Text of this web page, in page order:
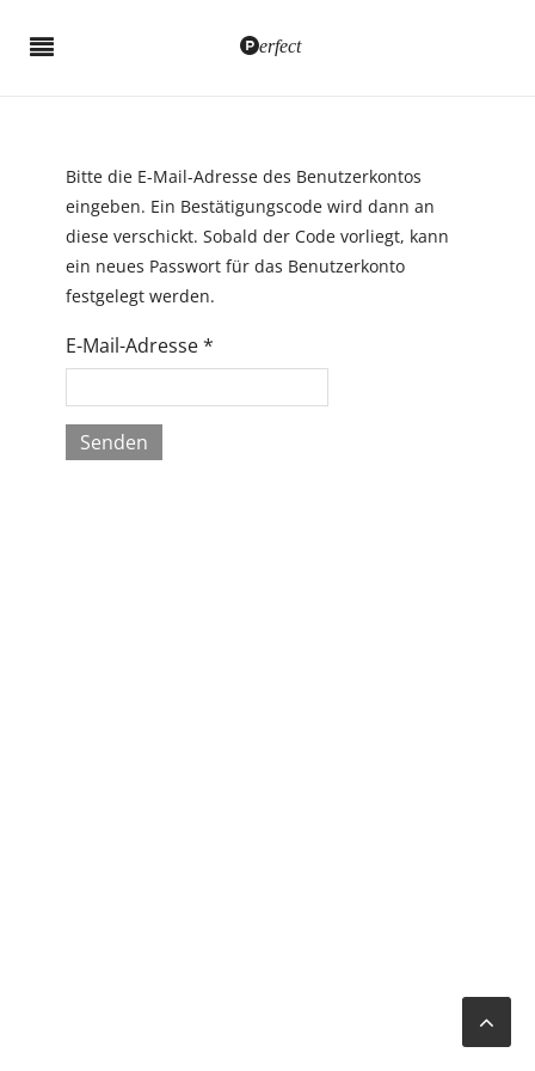
erfect
Bitte die E-Mail-Adresse des Benutzerkontos
eingeben. Ein Bestätigungscode wird dann an
diese verschickt. Sobald der Code vorliegt, kann
ein neues Passwort für das Benutzerkonto
festgelegt werden.
E-Mail-Adresse*
Senden